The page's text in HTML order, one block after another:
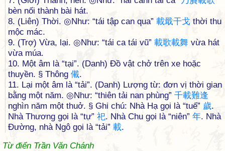
bèn nối thành bài hát.
8. (Liên) Thời. ◎Như: “tái tập can qua” 載戢干戈 thời thu
mộc mác.
9. (Trợ) Vừa, lại. ◎Như: “tái ca tái vũ” 載歌載舞 vừa hát
vừa múa.
10. Một âm là “tại”. (Danh) Đồ vật chở trên xe hoặc
thuyền. § Thông 儎.
11. Lại một âm là “tải”. (Danh) Lượng từ: đơn vị thời gian
bằng một năm. ◎Như: “thiên tải nan phùng” 千載難逢
nghìn năm một thuở. § Ghi chú: Nhà Hạ gọi là “tuế” 歲.
Nhà Thương gọi là “tự” 祀. Nhà Chu gọi là “niên” 年. Nhà
Đường, nhà Ngô gọi là “tải” 載.
Từ điển Trần Văn Chánh